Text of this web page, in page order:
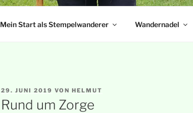
Mein Start als Stempelwanderer Wandernadel
VERÖFFENTLICHT
AM
29. JUNI 2019 VON HELMUT
Rund um Zorge